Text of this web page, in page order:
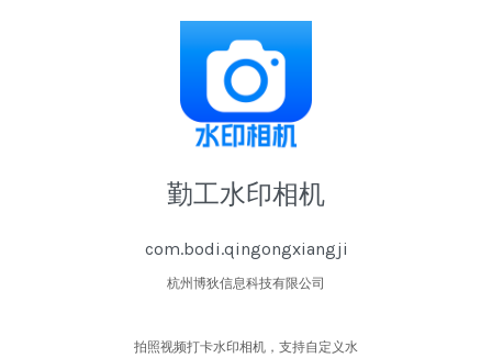
勤工水印相机
com.bodi.qingongxiangji
杭州博狄信息科技有限公司
拍照视频打卡水印相机，支持自定义水